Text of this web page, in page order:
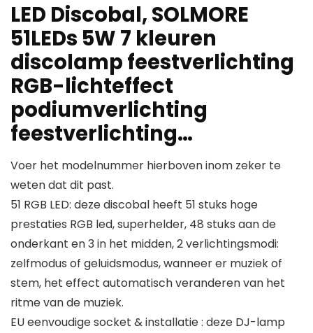
LED Discobal, SOLMORE
51LEDs 5W 7 kleuren
discolamp feestverlichting
RGB-lichteffect
podiumverlichting
feestverlichting…
Voer het modelnummer hierboven inom zeker te
weten dat dit past.
51 RGB LED: deze discobal heeft 51 stuks hoge
prestaties RGB led, superhelder, 48 stuks aan de
onderkant en 3 in het midden, 2 verlichtingsmodi:
zelfmodus of geluidsmodus, wanneer er muziek of
stem, het effect automatisch veranderen van het
ritme van de muziek.
EU eenvoudige socket & installatie : deze DJ-lamp